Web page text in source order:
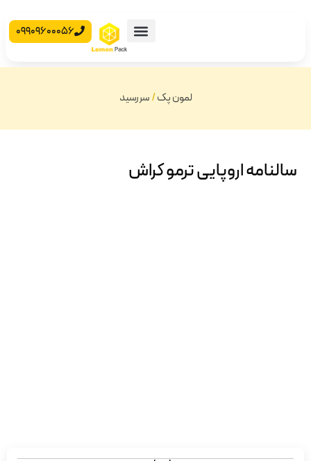
09909600056
لمون پک/سررسید
سالنامه اروپایی ترمو کراش